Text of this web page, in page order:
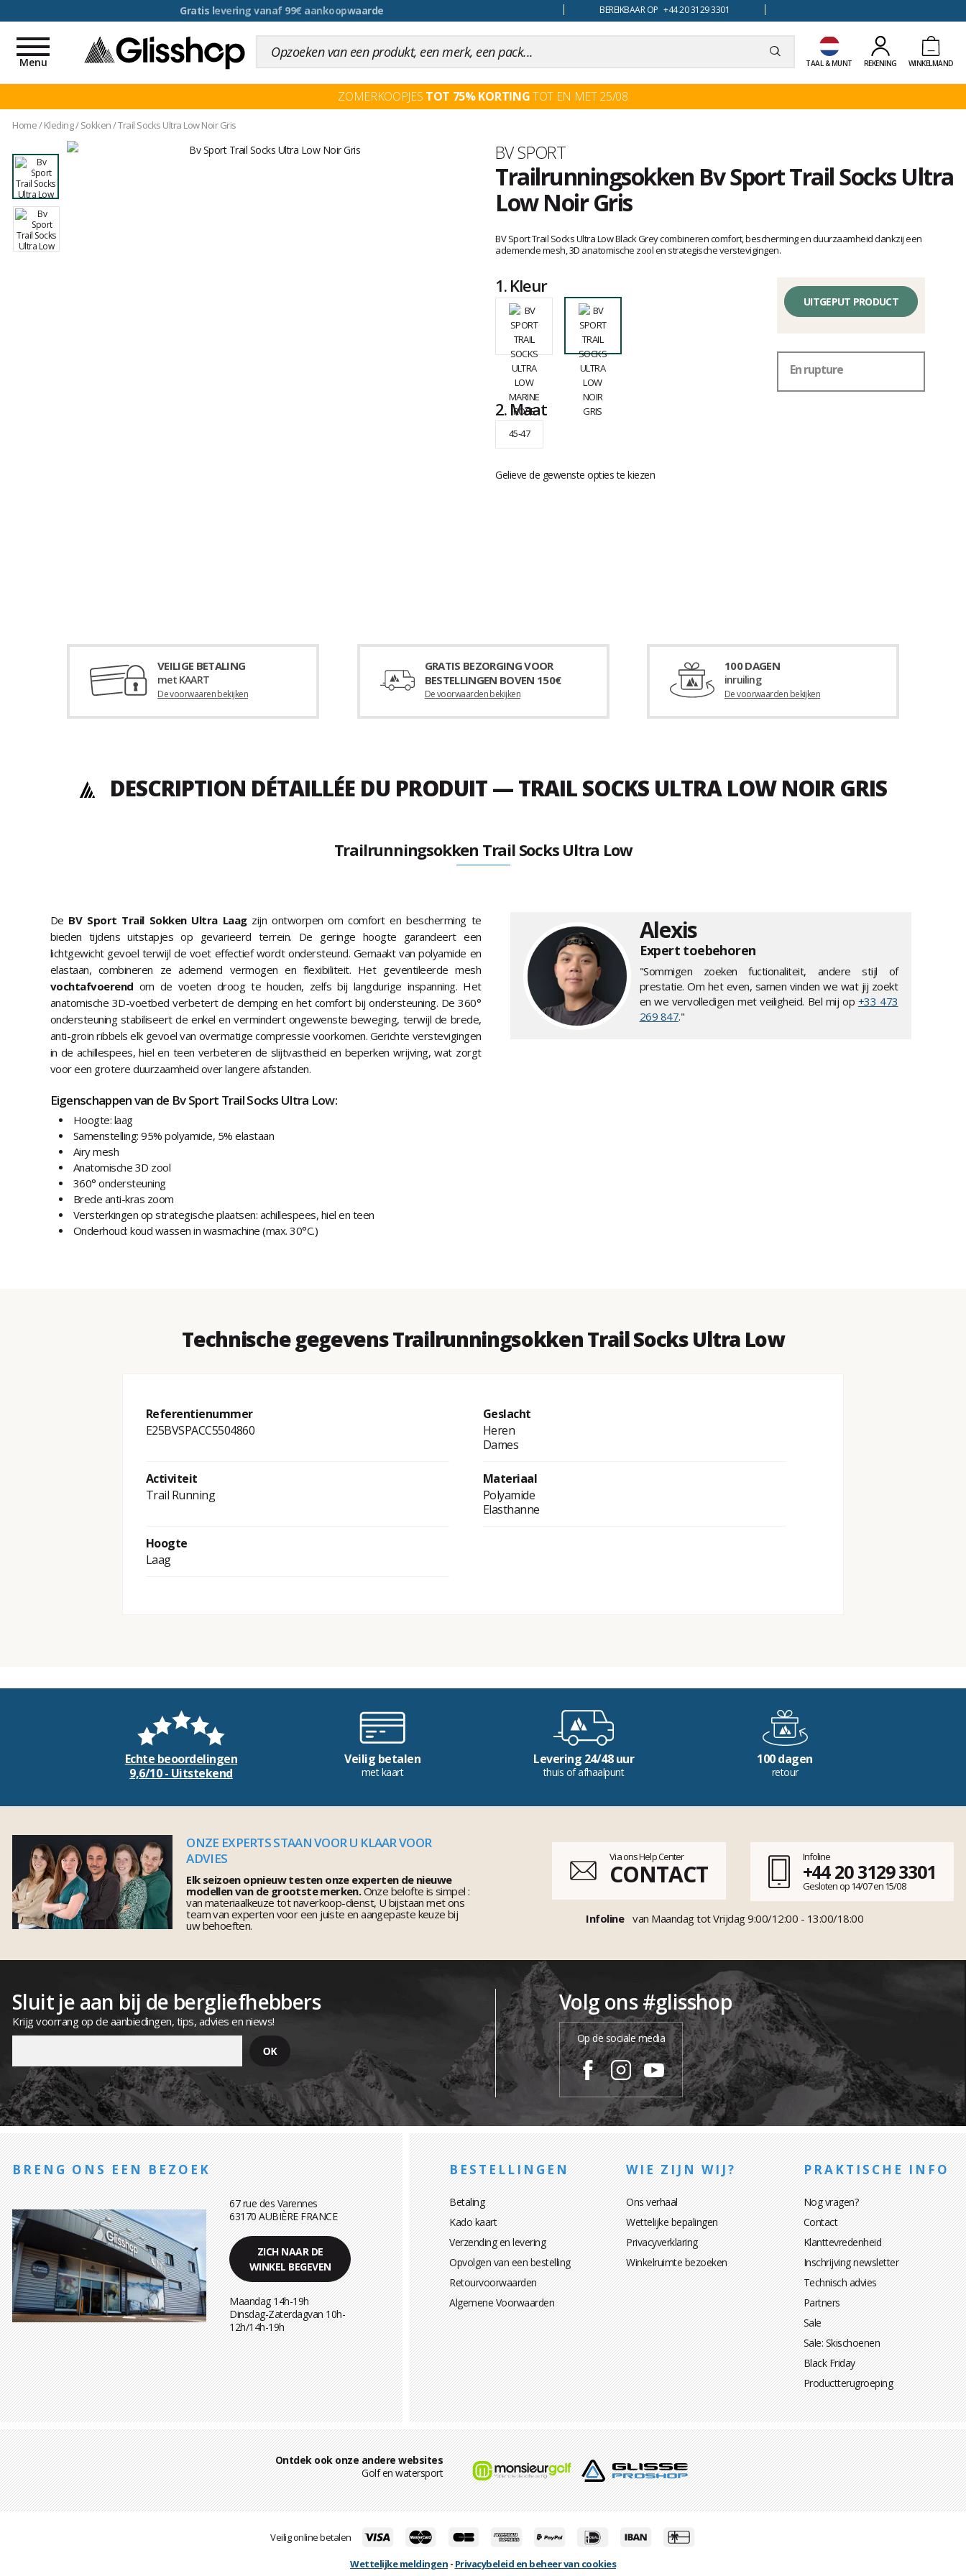
voor een 100 dagen inruiling BEREIKBAAR OP +44 20 3129 3301
TAAL & MUNT REKENING WINKELMAND
Toggle
navigation
Menu
ZOMERKOOPJES TOT 75% KORTINGTOT EN MET 25/08
Home/ Kleding/Sokken/Trail Socks Ultra Low Noir Gris
Merk
BV SPORT
Trailrunningsokken Bv Sport Trail Socks Ultra
Low Noir Gris
oordeel
van
BV Sport Trail Socks Ultra Low Black Grey combineren comfort, bescherming en duurzaamheid dankzij een
ademende mesh, 3D anatomische zool en strategische verstevigingen.
1.Kleur
2.Maat
45-47
Gelieve de gewenste opties te kiezen
UITGEPUT PRODUCT
En rupture
VEILIGE BETALING
met KAART
De voorwaaren bekijken
GRATIS BEZORGING VOOR
BESTELLINGEN BOVEN 150€
De voorwaarden bekijken
100 DAGEN
inruiling
De voorwaarden bekijken
DESCRIPTION DÉTAILLÉE DU PRODUIT — TRAIL SOCKS ULTRA LOW NOIR GRIS
Trailrunningsokken Trail Socks Ultra Low
De BV Sport Trail Sokken Ultra Laagzijn ontworpen om comfort en bescherming te
bieden tijdens uitstapjes op gevarieerd terrein. De geringe hoogte garandeert een
lichtgewicht gevoel terwijl de voet effectief wordt ondersteund. Gemaakt van polyamide en
elastaan, combineren ze ademend vermogen en flexibiliteit. Het geventileerde mesh
vochtafvoerend om de voeten droog te houden, zelfs bij langdurige inspanning. Het
anatomische 3D-voetbed verbetert de demping en het comfort bij ondersteuning. De 360°
ondersteuning stabiliseert de enkel en vermindert ongewenste beweging, terwijl de brede,
anti-groin ribbels elk gevoel van overmatige compressie voorkomen. Gerichte verstevigingen
in de achillespees, hiel en teen verbeteren de slijtvastheid en beperken wrijving, wat zorgt
voor een grotere duurzaamheid over langere afstanden.
Eigenschappen van de Bv Sport Trail Socks Ultra Low:
Hoogte: laag
Samenstelling: 95% polyamide, 5% elastaan
Airy mesh
Anatomische 3D zool
360° ondersteuning
Brede anti-kras zoom
Versterkingen op strategische plaatsen: achillespees, hiel en teen
Onderhoud: koud wassen in wasmachine (max. 30°C.)
Alexis
Expert toebehoren
"Sommigen zoeken fuctionaliteit, andere stijl of
prestatie. Om het even, samen vinden we wat jij zoekt
en we vervolledigen met veiligheid. Bel mij op +33 473
269 847."
Technische gegevens Trailrunningsokken Trail Socks Ultra Low
Referentienummer
E25BVSPACC5504860
Geslacht
Heren
Dames
Activiteit
Trail Running
Materiaal
Polyamide
Elasthanne
Hoogte
Laag
Echte beoordelingen
9,6/10 - Uitstekend
Veilig betalen
met kaart
Levering 24/48 uur
thuis of afhaalpunt
100 dagen
retour
ONZE EXPERTS STAAN VOOR U KLAAR VOOR
ADVIES
Elk seizoen opnieuw testen onze experten de nieuwe
modellen van de grootste merken.Onze belofte is simpel :
van materiaalkeuze tot naverkoop-dienst, U bijstaan met ons
team van experten voor een juiste en aangepaste keuze bij
uw behoeften.
Via ons Help Center
CONTACT
Infoline
+44 20 3129 3301
Gesloten op 14/07 en 15/08
Infoline van Maandag tot Vrijdag 9:00/12:00 - 13:00/18:00
Sluit je aan bij de bergliefhebbers
Krijg voorrang op de aanbiedingen, tips, advies en niews!
Volg ons #glisshop
Op de sociale media
BRENG ONS EEN BEZOEK
67 rue des Varennes
63170 AUBIÈRE FRANCE
ZICH NAAR DE
WINKEL BEGEVEN
Maandag 14h-19h
Dinsdag-Zaterdagvan 10h-
12h/14h-19h
BESTELLINGEN
Betaling
Kado kaart
Verzending en levering
Opvolgen van een bestelling
Retourvoorwaarden
Algemene Voorwaarden
WIE ZIJN WIJ?
Ons verhaal
Wettelijke bepalingen
Privacyverklaring
Winkelruimte bezoeken
PRAKTISCHE INFO
Nog vragen?
Contact
Klanttevredenheid
Inschrijving newsletter
Technisch advies
Partners
Sale
Sale: Skischoenen
Black Friday
Productterugroeping
Ontdek ook onze andere websites
Golf en watersport
Veilig online betalen
Wettelijke meldingen - Privacybeleid en beheer van cookies